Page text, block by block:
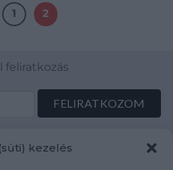
kezelés
1 2
feliratkozás